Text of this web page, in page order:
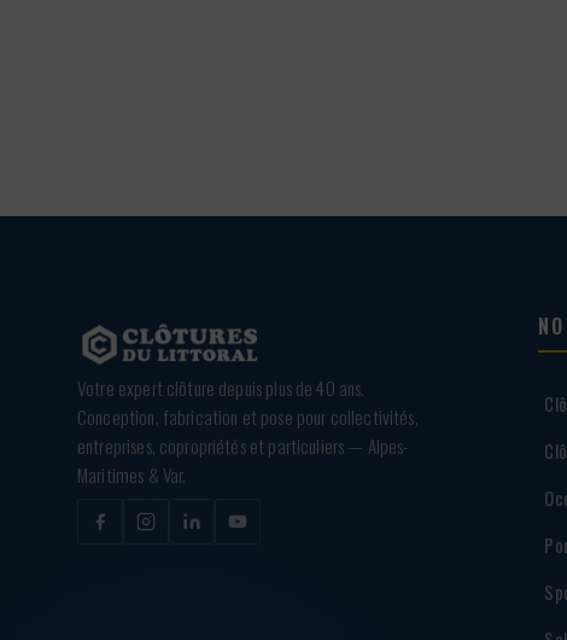
Votre expert clôture depuis plus de 40 ans.
Conception, fabrication et pose pour collectivités,
entreprises, copropriétés et particuliers — Alpes-
Maritimes & Var.